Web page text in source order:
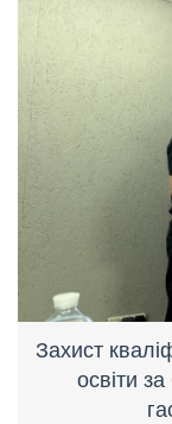
Захист
освіти